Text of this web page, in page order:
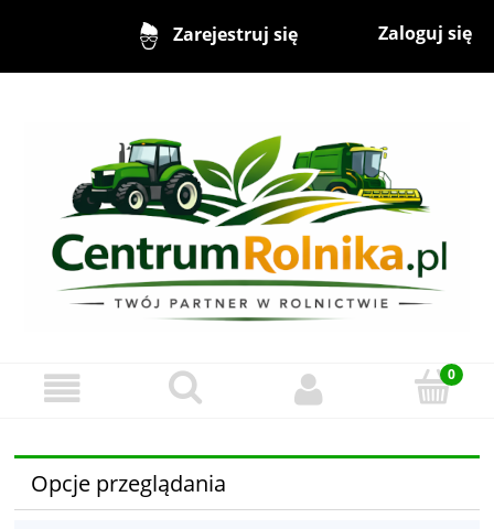
Zarejestruj się Zaloguj się
Opcje przeglądania